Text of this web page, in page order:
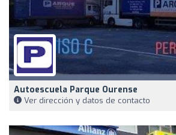
Autoescuela Parque Ourense
Ver dirección y datos de contacto